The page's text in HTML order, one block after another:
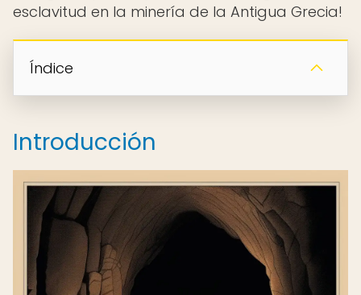
esclavitud en la minería de la Antigua Grecia!
Índice
Introducción